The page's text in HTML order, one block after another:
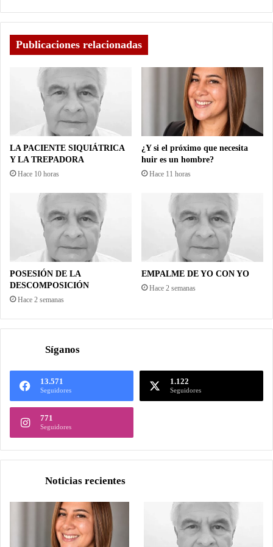
Publicaciones relacionadas
LA PACIENTE SIQUIÁTRICA
Y LA TREPADORA
Hace 10 horas
¿Y si el próximo que necesita
huir es un hombre?
Hace 11 horas
POSESIÓN DE LA
DESCOMPOSICIÓN
Hace 2 semanas
EMPALME DE YO CON YO
Hace 2 semanas
Síganos
13.571
Seguidores
1.122
Seguidores
771
Seguidores
Noticias recientes